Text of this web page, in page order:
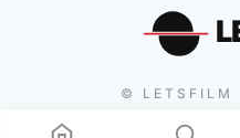
© LETSFILM